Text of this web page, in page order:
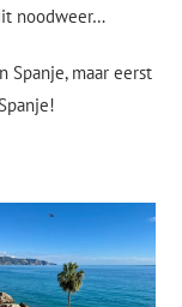
noodweer…
Spanje, maar eerst